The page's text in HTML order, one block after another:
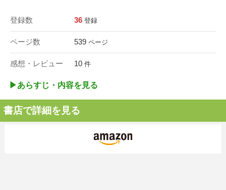
登録数 36 登録
ページ数 539 ページ
感想・レビュー 10 件
▶︎あらすじ・内容を見る
書店で詳細を見る